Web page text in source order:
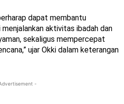
dapat membantu
aktivitas ibadah dan
sekaligus mempercepat
ujar Okki dalam keterangan
-